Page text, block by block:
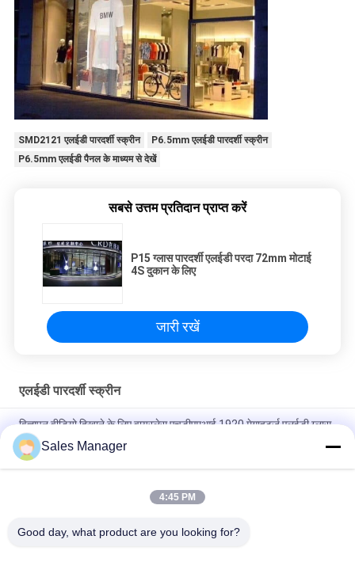
SMD2121 एलईडी पारदर्शी स्क्रीन
P6.5mm एलईडी पारदर्शी स्क्रीन
P6.5mm एलईडी पैनल के माध्यम से देखें
सबसे उत्तम प्रतिदान प्राप्त करें
P15 ग्लास पारदर्शी एलईडी परदा 72mm मोटाई
4S दुकान के लिए
जारी रखें
एलईडी पारदर्शी स्क्रीन
विज्ञापन वीडियो दिखाने के लिए वायरलेस एचडीएमआई 1920 मेगाहर्ट्ज एलईडी ग्लास
वॉल
ग्लास वॉल विज्ञापन के लिए SMD2121 P20mm एलईडी पारदर्शी स्क्रीन
Sales Manager
4:45 PM
Good day, what product are you looking for?